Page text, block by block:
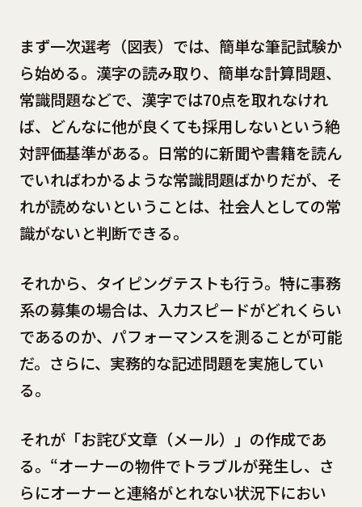
まず一次選考（図表）では、簡単な筆記試験か
ら始める。漢字の読み取り、簡単な計算問題、
常識問題などで、漢字では70点を取れなけれ
ば、どんなに他が良くても採用しないという絶
対評価基準がある。日常的に新聞や書籍を読ん
でいればわかるような常識問題ばかりだが、そ
れが読めないということは、社会人としての常
識がないと判断できる。
それから、タイピングテストも行う。特に事務
系の募集の場合は、入力スピードがどれくらい
であるのか、パフォーマンスを測ることが可能
だ。さらに、実務的な記述問題を実施してい
る。
それが「お詫び文章（メール）」の作成であ
る。“オーナーの物件でトラブルが発生し、さ
らにオーナーと連絡がとれない状況下におい